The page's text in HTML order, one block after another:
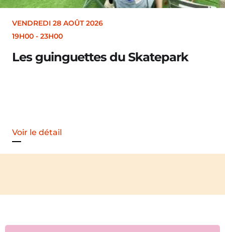
VENDREDI 28 AOÛT 2026
Merle [Un dernier soir